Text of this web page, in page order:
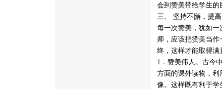
会到赞美带给学生的
三、 坚持不懈，提
每一次赞美，犹如
师，应该把赞美当
终，这样才能取得满
1．赞美伟人。古今
方面的课外读物，
像。这样既有利于